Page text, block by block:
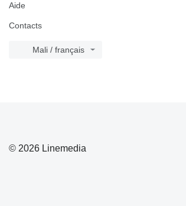
Aide
Contacts
Mali / français
© 2026 Linemedia